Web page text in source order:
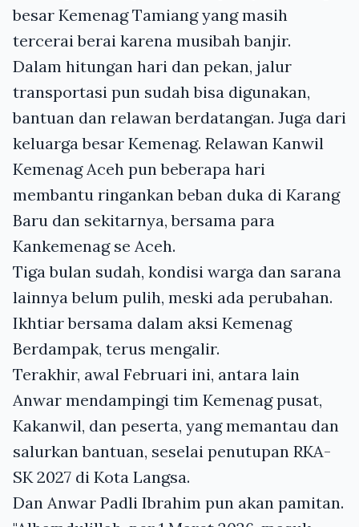
besar Kemenag Tamiang yang masih
tercerai berai karena musibah banjir.
Dalam hitungan hari dan pekan, jalur
transportasi pun sudah bisa digunakan,
bantuan dan relawan berdatangan. Juga dari
keluarga besar Kemenag. Relawan Kanwil
Kemenag Aceh pun beberapa hari
membantu ringankan beban duka di Karang
Baru dan sekitarnya, bersama para
Kankemenag se Aceh.
Tiga bulan sudah, kondisi warga dan sarana
lainnya belum pulih, meski ada perubahan.
Ikhtiar bersama dalam aksi Kemenag
Berdampak, terus mengalir.
Terakhir, awal Februari ini, antara lain
Anwar mendampingi tim Kemenag pusat,
Kakanwil, dan peserta, yang memantau dan
salurkan bantuan, seselai penutupan RKA-
SK 2027 di Kota Langsa.
Dan Anwar Padli Ibrahim pun akan pamitan.